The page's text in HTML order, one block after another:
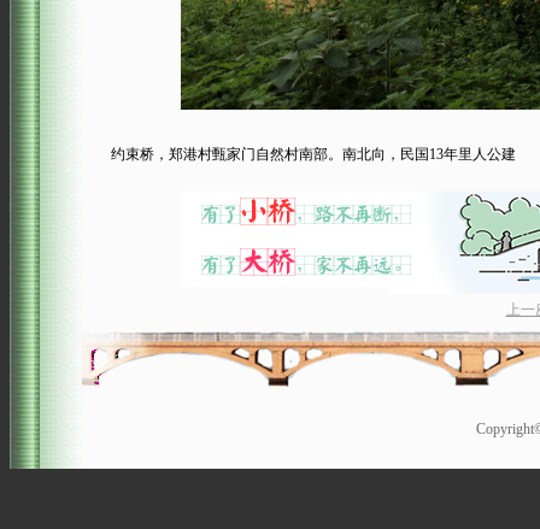
约束桥，郑港村甄家门自然村南部。南北向，民国13年里人公建
上一